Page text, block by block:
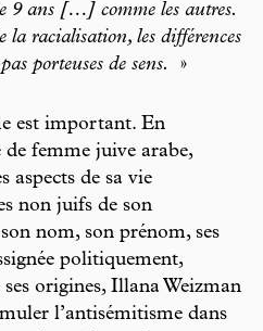
9 ans […] comme les autres.
la racialisation, les différences
porteuses de sens.
»
est important. En
de femme juive arabe,
aspects de sa vie
non juifs de son
nom, son prénom, ses
politiquement,
ses origines, Illana Weizman
l’antisémitisme dans